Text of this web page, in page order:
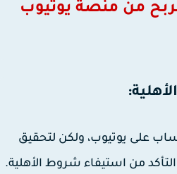
من منصة يوتيوب
يوتيوب، ولكن لتحقيق
من استيفاء شروط الأهلية.